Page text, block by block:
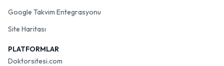
Google Takvim Entegrasyonu
Site Haritası
PLATFORMLAR
Doktorsitesi.com